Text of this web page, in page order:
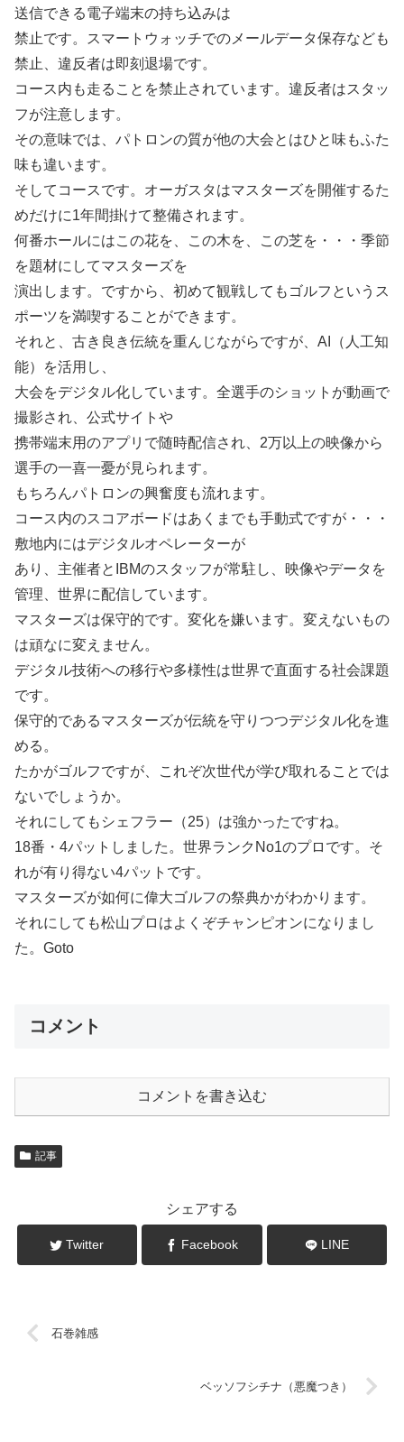
送信できる電子端末の持ち込みは
禁止です。スマートウォッチでのメールデータ保存なども
禁止、違反者は即刻退場です。
コース内も走ることを禁止されています。違反者はスタッ
フが注意します。
その意味では、パトロンの質が他の大会とはひと味もふた
味も違います。
そしてコースです。オーガスタはマスターズを開催するた
めだけに1年間掛けて整備されます。
何番ホールにはこの花を、この木を、この芝を・・・季節
を題材にしてマスターズを
演出します。ですから、初めて観戦してもゴルフというス
ポーツを満喫することができます。
それと、古き良き伝統を重んじながらですが、AI（人工知
能）を活用し、
大会をデジタル化しています。全選手のショットが動画で
撮影され、公式サイトや
携帯端末用のアプリで随時配信され、2万以上の映像から
選手の一喜一憂が見られます。
もちろんパトロンの興奮度も流れます。
コース内のスコアボードはあくまでも手動式ですが・・・
敷地内にはデジタルオペレーターが
あり、主催者とIBMのスタッフが常駐し、映像やデータを
管理、世界に配信しています。
マスターズは保守的です。変化を嫌います。変えないもの
は頑なに変えません。
デジタル技術への移行や多様性は世界で直面する社会課題
です。
保守的であるマスターズが伝統を守りつつデジタル化を進
める。
たかがゴルフですが、これぞ次世代が学び取れることでは
ないでしょうか。
それにしてもシェフラー（25）は強かったですね。
18番・4パットしました。世界ランクNo1のプロです。そ
れが有り得ない4パットです。
マスターズが如何に偉大ゴルフの祭典かがわかります。
それにしても松山プロはよくぞチャンピオンになりまし
た。Goto
コメント
コメントを書き込む
記事
シェアする
Twitter Facebook LINE
石巻雑感
ベッソフシチナ（悪魔つき）